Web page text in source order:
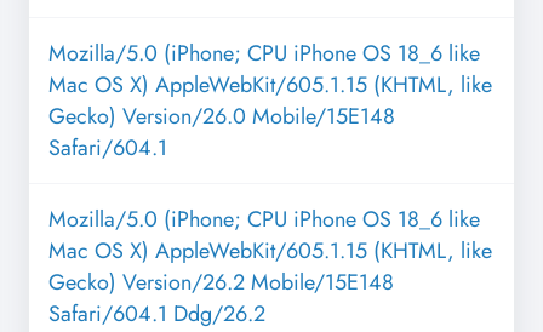
Mozilla/5.0 (iPhone; CPU iPhone OS 18_6 like
Mac OS X) AppleWebKit/605.1.15 (KHTML, like
Gecko) Version/26.0 Mobile/15E148
Safari/604.1
Mozilla/5.0 (iPhone; CPU iPhone OS 18_6 like
Mac OS X) AppleWebKit/605.1.15 (KHTML, like
Gecko) Version/26.2 Mobile/15E148
Safari/604.1 Ddg/26.2